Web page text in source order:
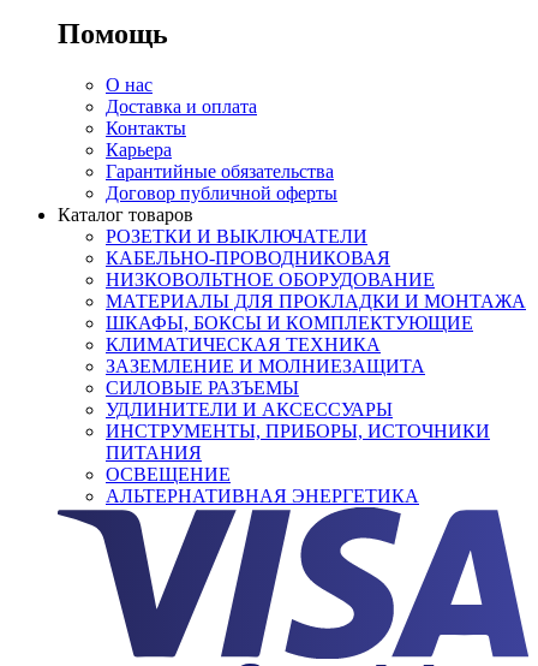
Помощь
О нас
Доставка и оплата
Контакты
Карьера
Гарантийные обязательства
Договор публичной оферты
Каталог товаров
РОЗЕТКИ И ВЫКЛЮЧАТЕЛИ
КАБЕЛЬНО-ПРОВОДНИКОВАЯ
НИЗКОВОЛЬТНОЕ ОБОРУДОВАНИЕ
МАТЕРИАЛЫ ДЛЯ ПРОКЛАДКИ И МОНТАЖА
ШКАФЫ, БОКСЫ И КОМПЛЕКТУЮЩИЕ
КЛИМАТИЧЕСКАЯ ТЕХНИКА
ЗАЗЕМЛЕНИЕ И МОЛНИЕЗАЩИТА
СИЛОВЫЕ РАЗЪЕМЫ
УДЛИНИТЕЛИ И АКСЕССУАРЫ
ИНСТРУМЕНТЫ, ПРИБОРЫ, ИСТОЧНИКИ
ПИТАНИЯ
ОСВЕЩЕНИЕ
АЛЬТЕРНАТИВНАЯ ЭНЕРГЕТИКА